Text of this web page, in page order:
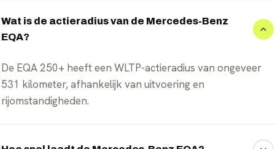
Wat is de actieradius van de Mercedes-Benz
EQA?
De EQA 250+ heeft een WLTP-actieradius van ongeveer
531 kilometer, afhankelijk van uitvoering en
rijomstandigheden.